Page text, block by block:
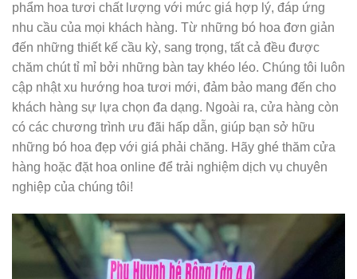
phẩm hoa tươi chất lượng với mức giá hợp lý, đáp ứng
nhu cầu của mọi khách hàng. Từ những bó hoa đơn giản
đến những thiết kế cầu kỳ, sang trọng, tất cả đều được
chăm chút tỉ mỉ bởi những bàn tay khéo léo. Chúng tôi luôn
cập nhật xu hướng hoa tươi mới, đảm bảo mang đến cho
khách hàng sự lựa chọn đa dạng. Ngoài ra, cửa hàng còn
có các chương trình ưu đãi hấp dẫn, giúp bạn sở hữu
những bó hoa đẹp với giá phải chăng. Hãy ghé thăm cửa
hàng hoặc đặt hoa online để trải nghiệm dịch vụ chuyên
nghiệp của chúng tôi!